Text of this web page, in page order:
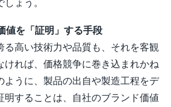
値を「証明」する手段
る高い技術力や品質も、それを客観
ければ、価格競争に巻き込まれかね
ように、製品の出自や製造工程をデ
明することは、自社のブランド価値